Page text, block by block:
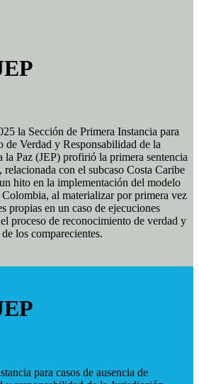
la Sección de Primera Instancia para
de Verdad y Responsabilidad de la
la Paz (JEP) profirió la primera sentencia
relacionada con el subcaso Costa Caribe
hito en la implementación del modelo
al materializar por primera vez
propias en un caso de ejecuciones
proceso de reconocimiento de verdad y
los comparecientes.
para casos de ausencia de